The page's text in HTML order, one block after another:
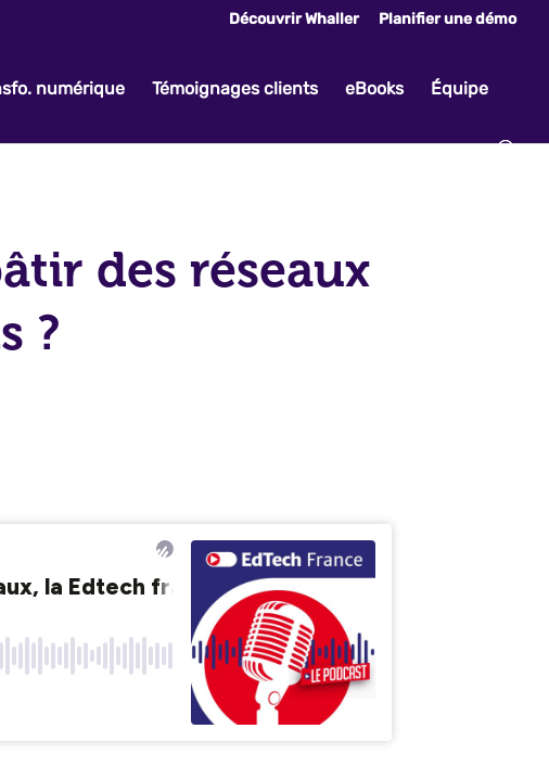
Découvrir Whaller Planifier une démo
numérique Témoignages clients eBooks Équipe
des réseaux
?